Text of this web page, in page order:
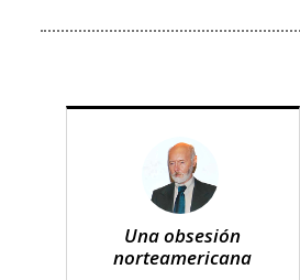
Una obsesión
norteamericana